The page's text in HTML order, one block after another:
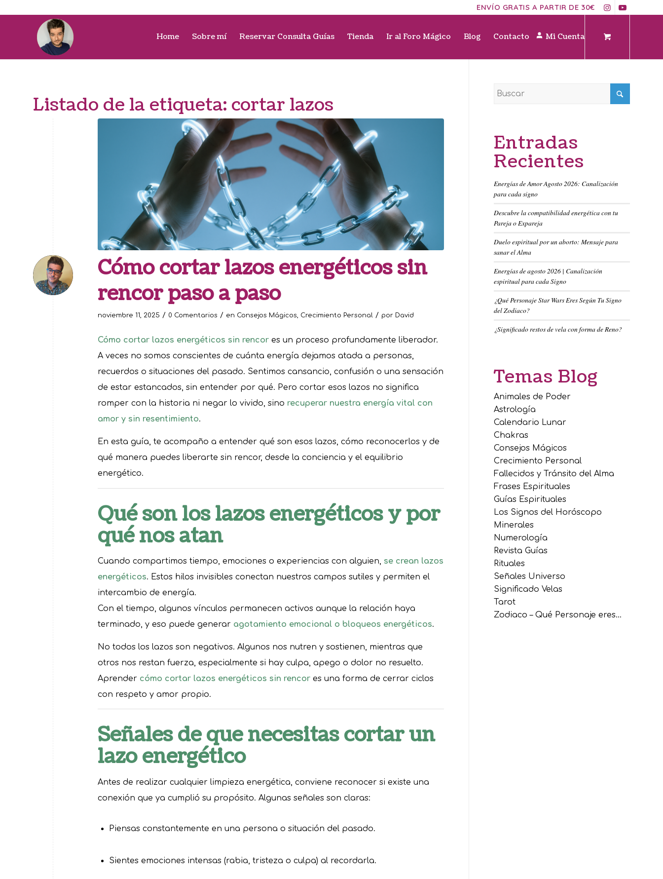
ENVÍO GRATIS A PARTIR DE 30€
Home Sobre mí Reservar Consulta Guías Tienda Ir al Foro Mágico Blog Contacto Mi Cuenta
Listado de la etiqueta: cortar lazos
Cómo cortar lazos energéticos sin
rencor paso a paso
noviembre 11, 2025 / 0 Comentarios / en Consejos Mágicos Crecimiento Personal / por David
Cómo cortar lazos energéticos sin rencor es un proceso profundamente liberador.
A veces no somos conscientes de cuánta energía dejamos atada a personas,
recuerdos o situaciones del pasado. Sentimos cansancio, confusión o una sensación
de estar estancados, sin entender por qué. Pero cortar esos lazos no significa
romper con la historia ni negar lo vivido, sino recuperar nuestra energía vital con
amor y sin resentimiento.
En esta guía, te acompaño a entender qué son esos lazos, cómo reconocerlos y de
qué manera puedes liberarte sin rencor, desde la conciencia y el equilibrio
energético.
Qué son los lazos energéticos y por
qué nos atan
Cuando compartimos tiempo, emociones o experiencias con alguien, se crean lazos
energéticos. Estos hilos invisibles conectan nuestros campos sutiles y permiten el
intercambio de energía.
Con el tiempo, algunos vínculos permanecen activos aunque la relación haya
terminado, y eso puede generar agotamiento emocional o bloqueos energéticos.
No todos los lazos son negativos. Algunos nos nutren y sostienen, mientras que
otros nos restan fuerza, especialmente si hay culpa, apego o dolor no resuelto.
Aprender cómo cortar lazos energéticos sin rencor es una forma de cerrar ciclos
con respeto y amor propio.
Señales de que necesitas cortar un
lazo energético
Antes de realizar cualquier limpieza energética, conviene reconocer si existe una
conexión que ya cumplió su propósito. Algunas señales son claras:
Piensas constantemente en una persona o situación del pasado.
Sientes emociones intensas (rabia, tristeza o culpa) al recordarla.
Entradas
Recientes
Energías de Amor Agosto 2026: Canalización
para cada signo
Descubre la compatibilidad energética con tu
Pareja o Expareja
Duelo espiritual por un aborto: Mensaje para
sanar el Alma
Energías de agosto 2026 | Canalización
espiritual para cada Signo
¿Qué Personaje Star Wars Eres Según Tu Signo
del Zodiaco?
¿Significado restos de vela con forma de Reno?
Temas Blog
Animales de Poder
Astrología
Calendario Lunar
Chakras
Consejos Mágicos
Crecimiento Personal
Fallecidos y Tránsito del Alma
Frases Espirituales
Guías Espirituales
Los Signos del Horóscopo
Minerales
Numerología
Revista Guías
Rituales
Señales Universo
Significado Velas
Tarot
Zodiaco – Qué Personaje eres…